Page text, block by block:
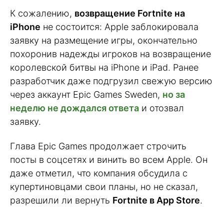
К сожалению, возвращение Fortnite на
iPhone не состоится: Apple заблокировала
заявку на размещение игры, окончательно
похоронив надежды игроков на возвращение
королевской битвы на iPhone и iPad. Ранее
разработчик даже подгрузил свежую версию
через аккаунт Epic Games Sweden, но за
неделю не дождался ответа и отозвал
заявку.
Глава Epic Games продолжает строчить
посты в соцсетях и винить во всем Apple. Он
даже отметил, что компания обсудила с
купертиновцами свои планы, но не сказал,
разрешили ли вернуть Fortnite в App Store.